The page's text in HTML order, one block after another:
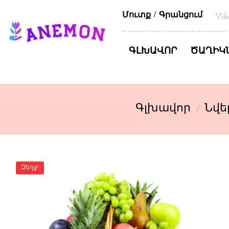
Մուտք Գրանցում
ԳԼԽԱՎՈՐ
Գլխավոր
Զեղջ!